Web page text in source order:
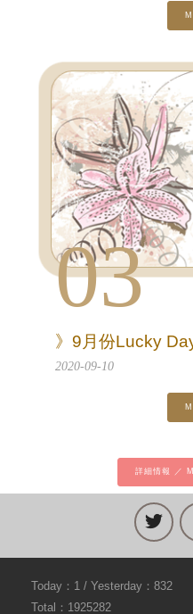
03
》9月份Lucky
2020-09-10
詳細情報 ／
Today：1 / Yesterday：832
Total：1925282